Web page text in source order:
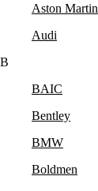
Aston Martin
Audi
B
BAIC
Bentley
BMW
Boldmen